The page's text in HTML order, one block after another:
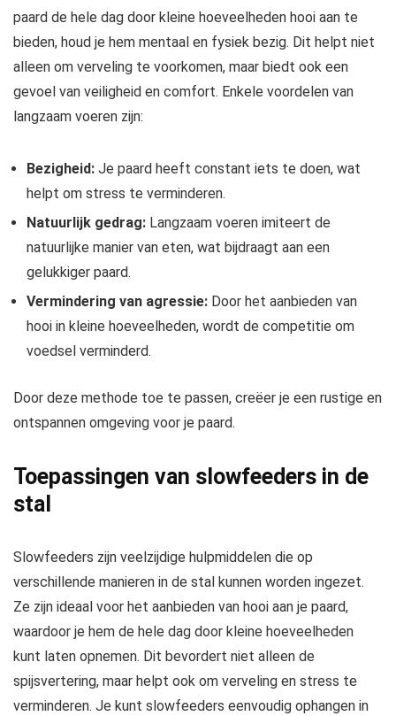
paard de hele dag door kleine hoeveelheden hooi aan te
bieden, houd je hem mentaal en fysiek bezig. Dit helpt niet
alleen om verveling te voorkomen, maar biedt ook een
gevoel van veiligheid en comfort. Enkele voordelen van
langzaam voeren zijn:
Bezigheid: Je paard heeft constant iets te doen, wat
helpt om stress te verminderen.
Natuurlijk gedrag: Langzaam voeren imiteert de
natuurlijke manier van eten, wat bijdraagt aan een
gelukkiger paard.
Vermindering van agressie: Door het aanbieden van
hooi in kleine hoeveelheden, wordt de competitie om
voedsel verminderd.
Door deze methode toe te passen, creëer je een rustige en
ontspannen omgeving voor je paard.
Toepassingen van slowfeeders in de
stal
Slowfeeders zijn veelzijdige hulpmiddelen die op
verschillende manieren in de stal kunnen worden ingezet.
Ze zijn ideaal voor het aanbieden van hooi aan je paard,
waardoor je hem de hele dag door kleine hoeveelheden
kunt laten opnemen. Dit bevordert niet alleen de
spijsvertering, maar helpt ook om verveling en stress te
verminderen. Je kunt slowfeeders eenvoudig ophangen in